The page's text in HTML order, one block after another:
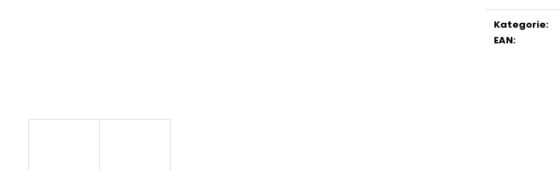
cena:
Kategorie:
EAN: